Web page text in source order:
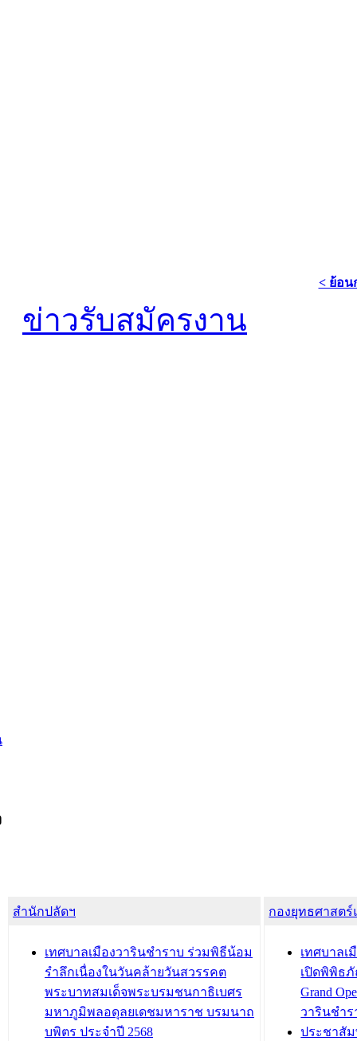
< ย้อน
ข่าวรับสมัครงาน
สำนักปลัดฯ
เทศบาลเมืองวารินชำราบ ร่วมพิธีน้อม
รำลึกเนื่องในวันคล้ายวันสวรรคต
พระบาทสมเด็จพระบรมชนกาธิเบศร
มหาภูมิพลอดุลยเดชมหาราช บรมนาถ
บพิตร ประจำปี 2568
กองยุทธศาสต
เทศบาลเ
เปิดพิพิธภั
Grand
วารินชำร
ประชาสัม